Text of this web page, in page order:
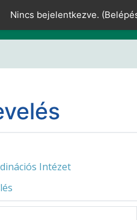
Nincs bejelentkezve. (
Intézet